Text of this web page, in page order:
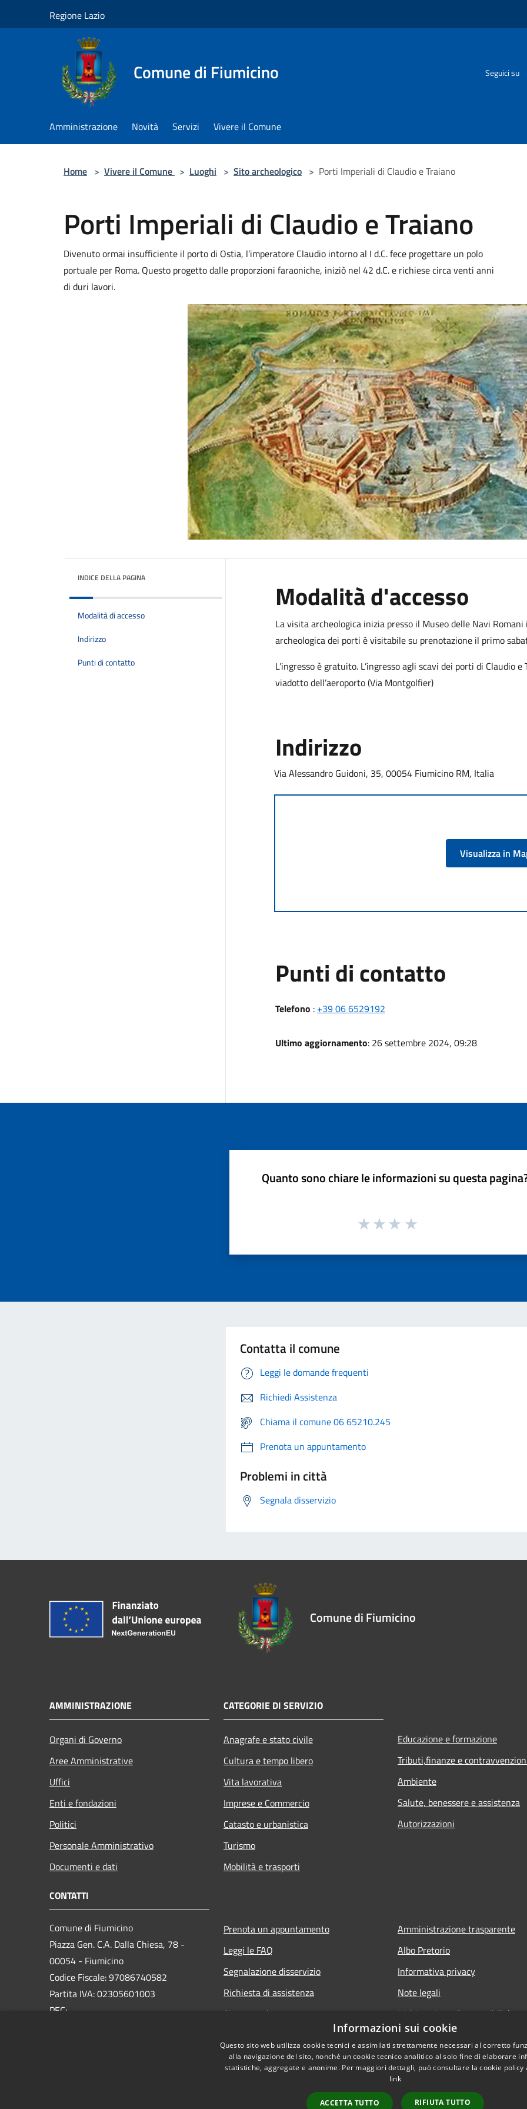
Regione Lazio
Comune di Fiumicino Seguici su
Amministrazione Novità Servizi Vivere il Comune
Home > Vivere il Comune > Luoghi > Sito archeologico > Porti Imperiali di Claudio e Traiano
Porti Imperiali di Claudio e Traiano
Divenuto ormai insufficiente il porto di Ostia, l’imperatore Claudio intorno al I d.C. fece progettare un polo
portuale per Roma. Questo progetto dalle proporzioni faraoniche, iniziò nel 42 d.C. e richiese circa venti anni
di duri lavori.
INDICE DELLA PAGINA
Modalità di accesso
Indirizzo
Punti di contatto
Modalità d'accesso
La visita archeologica inizia presso il Museo delle Navi
archeologica dei porti è visitabile su prenotazione il primo
L’ingresso è gratuito. L’ingresso agli scavi dei porti di Claudio
viadotto dell’aeroporto (Via Montgolfier)
Indirizzo
Via Alessandro Guidoni, 35, 00054 Fiumicino RM, Italia
Visualizza in
Punti di contatto
Telefono : +39 06 6529192
Ultimo aggiornamento: 26 settembre 2024, 09:28
Quanto sono chiare le informazioni su questa
Contatta il comune
Leggi le domande frequenti
Richiedi Assistenza
Chiama il comune 06 65210.245
Prenota un appuntamento
Problemi in città
Segnala disservizio
Comune di Fiumicino
AMMINISTRAZIONE
Organi di Governo
Aree Amministrative
Uffici
Enti e fondazioni
Politici
Personale Amministrativo
Documenti e dati
CATEGORIE DI SERVIZIO
Anagrafe e stato civile
Cultura e tempo libero
Vita lavorativa
Imprese e Commercio
Catasto e urbanistica
Turismo
Mobilità e trasporti
Educazione e formazione
Tributi,finanze e
Ambiente
Salute, benessere e assistenza
Autorizzazioni
CONTATTI
Comune di Fiumicino
Piazza Gen. C.A. Dalla Chiesa, 78 -
00054 - Fiumicino
Codice Fiscale: 97086740582
Partita IVA: 02305601003
PEC:
Prenota un appuntamento
Leggi le FAQ
Segnalazione disservizio
Richiesta di assistenza
Sito precedente
Amministrazione trasparente
Albo Pretorio
Informativa privacy
Note legali
Dichiarazione di accessibilità
Obiettivi di accessibilità 2025
Meccanismo di feedback
Informazioni sui cookie
Questo sito web utilizza cookie tecnici e assimilati strettamente necessari al corretto
alla navigazione del sito, nonché un cookie tecnico analitico al solo fine di elaborare
statistiche, aggregate e anonime. Per maggiori dettagli, può consultare la cookie policy
link
ACCETTA TUTTO RIFIUTA TUTTO